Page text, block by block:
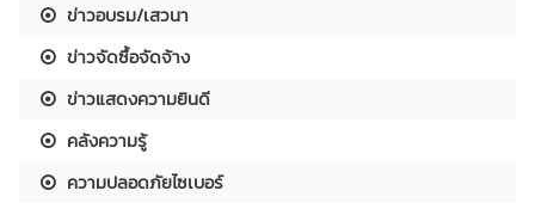
ข่าวอบรม/เสวนา
ข่าวจัดซื้อจัดจ้าง
ข่าวแสดงความยินดี
คลังความรู้
ความปลอดภัยไซเบอร์